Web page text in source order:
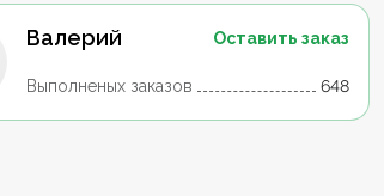
Валерий Оставить заказ
Выполненых заказов 648